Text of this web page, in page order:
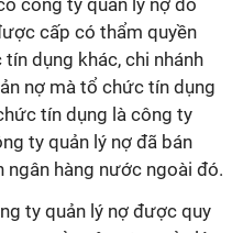
công ty quản lý nợ đó
cấp có thẩm quyền
dụng khác, chi nhánh
nợ mà tổ chức tín dụng
tín dụng là công ty
ty quản lý nợ đã bán
ngân hàng nước ngoài đó.
ty quản lý nợ được quy